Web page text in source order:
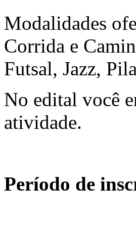
Modalidades
Corrida e
Futsal, Jazz,
No edital você
atividade.
Período de